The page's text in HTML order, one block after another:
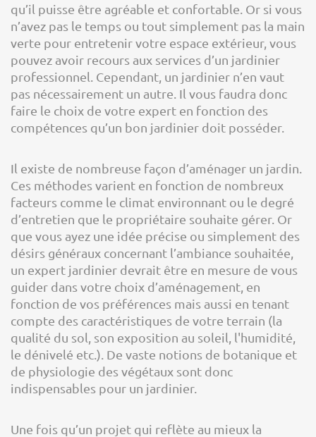
qu’il puisse être agréable et confortable. Or si vous
n’avez pas le temps ou tout simplement pas la main
verte pour entretenir votre espace extérieur, vous
pouvez avoir recours aux services d’un jardinier
professionnel. Cependant, un jardinier n’en vaut
pas nécessairement un autre. Il vous faudra donc
faire le choix de votre expert en fonction des
compétences qu’un bon jardinier doit posséder.
Il existe de nombreuse façon d’aménager un jardin.
Ces méthodes varient en fonction de nombreux
facteurs comme le climat environnant ou le degré
d’entretien que le propriétaire souhaite gérer. Or
que vous ayez une idée précise ou simplement des
désirs généraux concernant l’ambiance souhaitée,
un expert jardinier devrait être en mesure de vous
guider dans votre choix d’aménagement, en
fonction de vos préférences mais aussi en tenant
compte des caractéristiques de votre terrain (la
qualité du sol, son exposition au soleil, l'humidité,
le dénivelé etc.). De vaste notions de botanique et
de physiologie des végétaux sont donc
indispensables pour un jardinier.
Une fois qu’un projet qui reflète au mieux la